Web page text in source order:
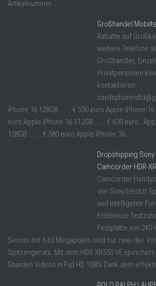
Artikelnummer ...
Großhandel
Rabatte auf
weitere Telefone
Großhändler,
Privatpersonen
kontaktieren:
iPhone 16 128GB.......€ 530 euro Apple iPhone
euro Apple iPhone 16 512GB ......€ 630 euro
128GB .......€ 580 euro Apple iPhone 16 ...
Dropshipping
Camcorder HDR-
Camcorder
von Sony besitzt
und intelligente
Erlebnisse
Festplatte von 240
Sensor mit 6,63 Megapixeln sind nur zwei der
Spitzengeräts. Mit dem HDR XR550 VE
Stunden Videos in Full HD 1080i.Dank dem